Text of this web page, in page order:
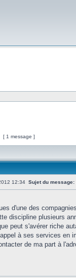
[ 1 message ]
12:34 Sujet du message:
d'une des
discipline plusieurs
peut s'avérer riche
à ses services en
de ma part à